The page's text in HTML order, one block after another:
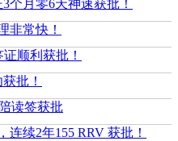
个月零6天神速获批！
非常快！
顺利获批！
批！
读签获批
续2年155 RRV 获批！